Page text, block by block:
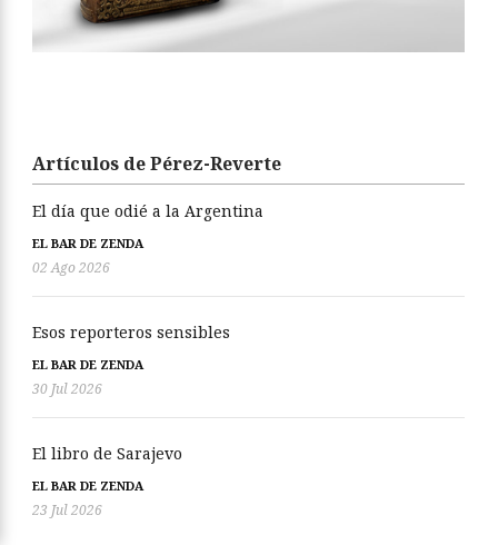
Artículos de Pérez-Reverte
El día que odié a la Argentina
EL BAR DE ZENDA
02 Ago 2026
Esos reporteros sensibles
EL BAR DE ZENDA
30 Jul 2026
El libro de Sarajevo
EL BAR DE ZENDA
23 Jul 2026